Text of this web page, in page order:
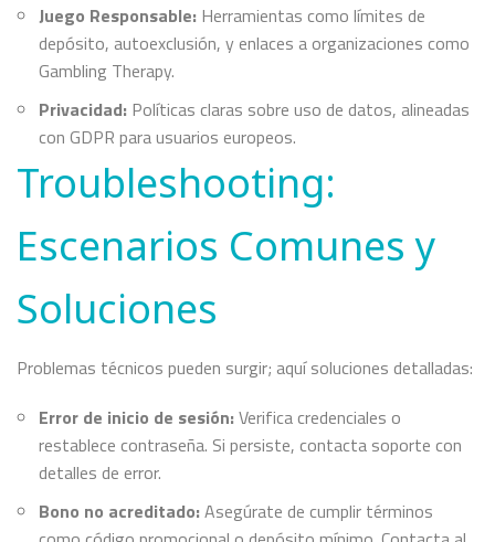
Juego Responsable: Herramientas como límites de
depósito, autoexclusión, y enlaces a organizaciones como
Gambling Therapy.
Privacidad: Políticas claras sobre uso de datos, alineadas
con GDPR para usuarios europeos.
Troubleshooting:
Escenarios Comunes y
Soluciones
Problemas técnicos pueden surgir; aquí soluciones detalladas:
Error de inicio de sesión: Verifica credenciales o
restablece contraseña. Si persiste, contacta soporte con
detalles de error.
Bono no acreditado: Asegúrate de cumplir términos